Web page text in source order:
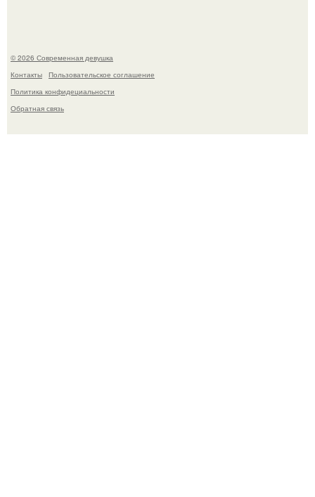
© 2026 Современная девушка
Контакты
Пользовательское соглашение
Политика конфидециальности
Обратная связь